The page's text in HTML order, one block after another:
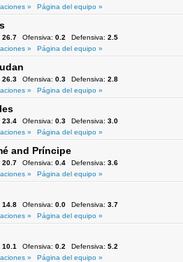
»
Página del equipo »
26.7 Ofensiva: 0.2 Defensiva: 2.5
»
Página del equipo »
26.3 Ofensiva: 0.3 Defensiva: 2.8
»
Página del equipo »
23.4 Ofensiva: 0.3 Defensiva: 3.0
»
Página del equipo »
and Príncipe
20.7 Ofensiva: 0.4 Defensiva: 3.6
»
Página del equipo »
14.8 Ofensiva: 0.0 Defensiva: 3.7
»
Página del equipo »
10.1 Ofensiva: 0.2 Defensiva: 5.2
»
Página del equipo »